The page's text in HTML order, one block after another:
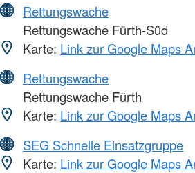
Rettungswache
Rettungswache Fürth-Süd
Karte: Link zur Google Maps
Rettungswache
Rettungswache Fürth
Karte: Link zur Google Maps
SEG Schnelle Einsatzgruppe
Karte: Link zur Google Maps